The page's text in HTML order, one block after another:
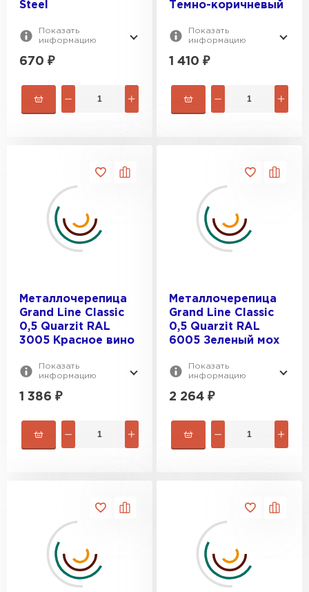
Steel
Показать
информацию
670 ₽
Темно-коричневый
Показать
информацию
1 410 ₽
Металлочерепица
Grand Line Classic
0,5 Quarzit RAL
3005 Красное вино
Показать
информацию
1 386 ₽
Металлочерепица
Grand Line Classic
0,5 Quarzit RAL
6005 Зеленый мох
Показать
информацию
2 264 ₽